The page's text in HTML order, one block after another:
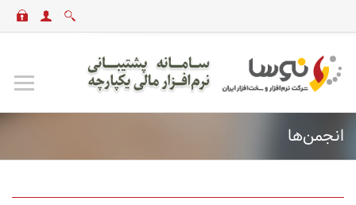
انجمن‌ها